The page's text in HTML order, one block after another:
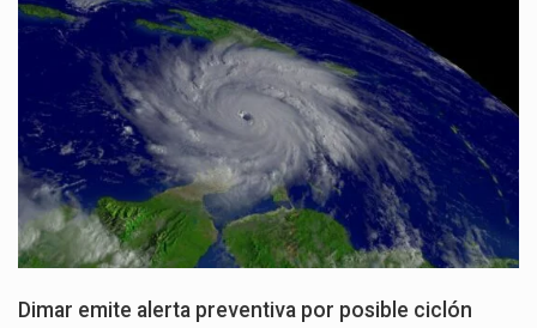
Dimar emite alerta preventiva por posible ciclón